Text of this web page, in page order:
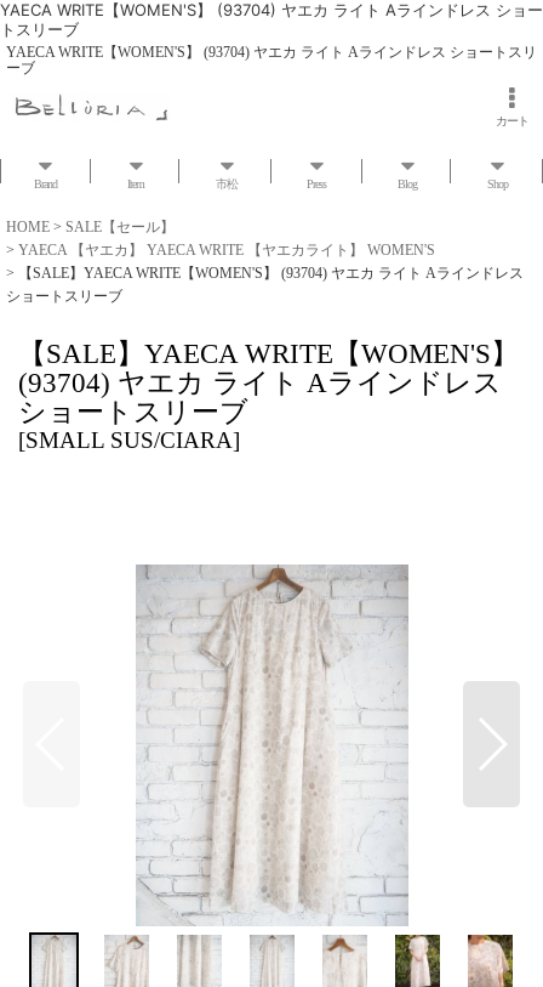
YAECA WRITE【WOMEN'S】 (93704) ヤエカ ライト Aラインドレス ショー
トスリーブ
YAECA WRITE【WOMEN'S】 (93704) ヤエカ ライト Aラインドレス ショートスリ
ーブ
カート
Brand Item 市松 Press Blog Shop
HOME > SALE【セール】
> YAECA 【ヤエカ】 YAECA WRITE 【ヤエカライト】 WOMEN'S
>
【SALE】YAECA WRITE【WOMEN'S】 (93704) ヤエカ ライト Aラインドレス
ショートスリーブ
【SALE】YAECA WRITE【WOMEN'S】
(93704) ヤエカ ライト Aラインドレス
ショートスリーブ
[SMALL SUS/CIARA]